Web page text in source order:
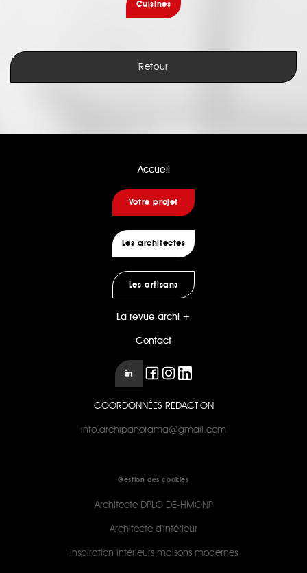
Cuisines
Retour
Accueil
Votre projet
Les architectes
Les artisans
La revue archi +
Contact
COORDONNÉES RÉDACTION
info.archipanorama@gmail.com
Gestion des cookies
Architecte DPLG DE-HMONP
Architecte d'intérieur
Inspiration intérieurs maisons modernes